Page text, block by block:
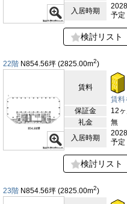
環境も整います。アクセス面
メトロ銀座線虎ノ門駅に直結
能です。さらに霞ヶ関駅、内
き、複数路線が自在に使える
の移動をスムーズにします。
通路で接続予定で、ますます
れています。駐車場は95台
警備を併用したセキュリティ
用できる環境を実現していま
性能と、働く人々の快適
TORANOGATEは次世代のビ
るでしょう。都心の中心であ
ンドマークとしての存在感を
る先進的な
【周
際性と利便性を兼ね備えたエ
の東京メトロ銀座線「虎ノ門
入居時期
予定
検討リスト
22階 N854.56坪 (2825.00m2)
賃料
賃料
保証金
12ヶ
礼金
無
入居時期
予定
検討リスト
23階 N854.56坪 (2825.00m2)